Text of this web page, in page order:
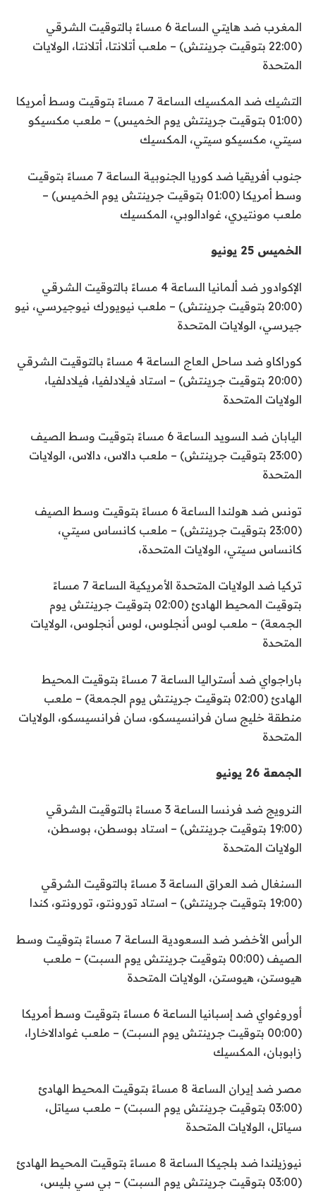
المغرب ضد هايتي الساعة 6 مساءً بالتوقيت الشرقي
(22:00 بتوقيت جرينتش) – ملعب أتلانتا، أتلانتا، الولايات
المتحدة
التشيك ضد المكسيك الساعة 7 مساءً بتوقيت وسط أمريكا
(01:00 بتوقيت جرينتش يوم الخميس) – ملعب مكسيكو
سيتي، مكسيكو سيتي، المكسيك
جنوب أفريقيا ضد كوريا الجنوبية الساعة 7 مساءً بتوقيت
وسط أمريكا (01:00 بتوقيت جرينتش يوم الخميس) –
ملعب مونتيري، غوادالوبي، المكسيك
الخميس 25 يونيو
الإكوادور ضد ألمانيا الساعة 4 مساءً بالتوقيت الشرقي
(20:00 بتوقيت جرينتش) – ملعب نيويورك نيوجيرسي، نيو
جيرسي، الولايات المتحدة
كوراكاو ضد ساحل العاج الساعة 4 مساءً بالتوقيت الشرقي
(20:00 بتوقيت جرينتش) – استاد فيلادلفيا، فيلادلفيا،
الولايات المتحدة
اليابان ضد السويد الساعة 6 مساءً بتوقيت وسط الصيف
(23:00 بتوقيت جرينتش) – ملعب دالاس، دالاس، الولايات
المتحدة
تونس ضد هولندا الساعة 6 مساءً بتوقيت وسط الصيف
(23:00 بتوقيت جرينتش) – ملعب كانساس سيتي،
كانساس سيتي، الولايات المتحدة،
تركيا ضد الولايات المتحدة الأمريكية الساعة 7 مساءً
بتوقيت المحيط الهادئ (02:00 بتوقيت جرينتش يوم
الجمعة) – ملعب لوس أنجلوس، لوس أنجلوس، الولايات
المتحدة
باراجواي ضد أستراليا الساعة 7 مساءً بتوقيت المحيط
الهادئ (02:00 بتوقيت جرينتش يوم الجمعة) – ملعب
منطقة خليج سان فرانسيسكو، سان فرانسيسكو، الولايات
المتحدة
الجمعة 26 يونيو
النرويج ضد فرنسا الساعة 3 مساءً بالتوقيت الشرقي
(19:00 بتوقيت جرينتش) – استاد بوسطن، بوسطن،
الولايات المتحدة
السنغال ضد العراق الساعة 3 مساءً بالتوقيت الشرقي
(19:00 بتوقيت جرينتش) – استاد تورونتو، تورونتو، كندا
الرأس الأخضر ضد السعودية الساعة 7 مساءً بتوقيت وسط
الصيف (00:00 بتوقيت جرينتش يوم السبت) – ملعب
هيوستن، هيوستن، الولايات المتحدة
أوروغواي ضد إسبانيا الساعة 6 مساءً بتوقيت وسط أمريكا
(00:00 بتوقيت جرينتش يوم السبت) – ملعب غوادالاخارا،
زابوبان، المكسيك
مصر ضد إيران الساعة 8 مساءً بتوقيت المحيط الهادئ
(03:00 بتوقيت جرينتش يوم السبت) – ملعب سياتل،
سياتل، الولايات المتحدة
نيوزيلندا ضد بلجيكا الساعة 8 مساءً بتوقيت المحيط الهادئ
(03:00 بتوقيت جرينتش يوم السبت) – بي سي بليس،